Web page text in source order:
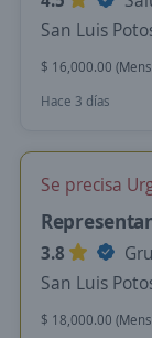
San Luis
$ 16,000.00
Hace 3 días
Se precisa
3.8
San Luis
$ 18,000.00